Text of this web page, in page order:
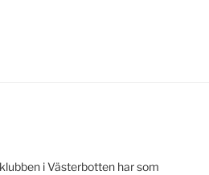
i Västerbotten har som